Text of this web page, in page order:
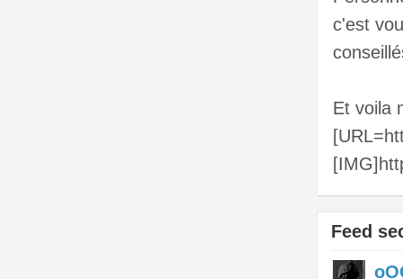
c'est
Et voila
Feed